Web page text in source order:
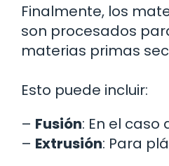
Finalmente, los
son procesados
materias primas
Esto puede incluir:
– Fusión: En el caso
– Extrusión: Para